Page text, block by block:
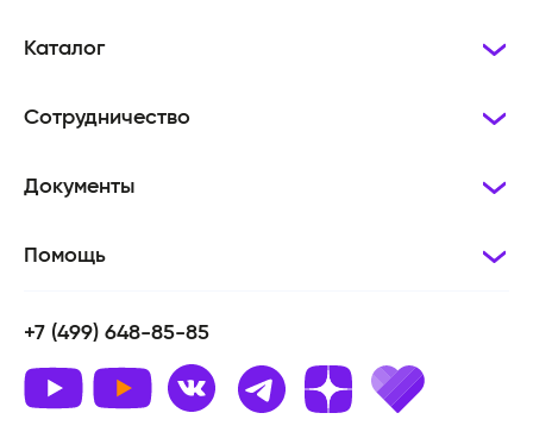
Каталог
Сотрудничество
Документы
Помощь
+7 (499) 648-85-85